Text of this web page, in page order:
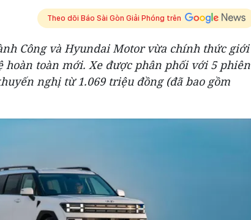
Theo dõi Báo Sài Gòn Giải Phóng trên
Công và Hyundai Motor vừa chính thức giới
hoàn toàn mới. Xe được phân phối với 5 phiên
nghị từ 1.069 triệu đồng (đã bao gồm